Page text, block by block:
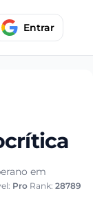
Entrar
em
Pro Rank: 28789